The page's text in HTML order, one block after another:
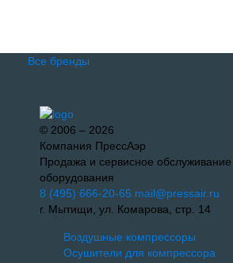
Все бренды
© 2006 – 2026
Компания ПрессАэр
Продажа и сервисное обслуживание
оборудования
8 (495) 666-20-65 mail@pressair.ru
г. Мытищи, ул. Комарова, стр. 14
Воздушные компрессоры
Осушители для компрессора